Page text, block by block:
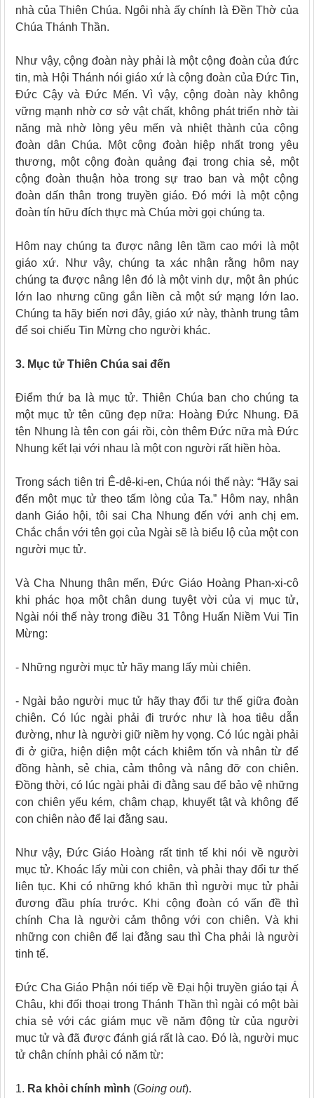
nhà của Thiên Chúa. Ngôi nhà ấy chính là Đền Thờ của
Chúa Thánh Thần.
Như vậy, cộng đoàn này phải là một cộng đoàn của đức
tin, mà Hội Thánh nói giáo xứ là cộng đoàn của Đức Tin,
Đức Cậy và Đức Mến. Vì vậy, cộng đoàn này không
vững mạnh nhờ cơ sở vật chất, không phát triển nhờ tài
năng mà nhờ lòng yêu mến và nhiệt thành của cộng
đoàn dân Chúa. Một cộng đoàn hiệp nhất trong yêu
thương, một cộng đoàn quảng đại trong chia sẻ, một
cộng đoàn thuận hòa trong sự trao ban và một cộng
đoàn dấn thân trong truyền giáo. Đó mới là một cộng
đoàn tín hữu đích thực mà Chúa mời gọi chúng ta.
Hôm nay chúng ta được nâng lên tầm cao mới là một
giáo xứ. Như vậy, chúng ta xác nhận rằng hôm nay
chúng ta được nâng lên đó là một vinh dự, một ân phúc
lớn lao nhưng cũng gắn liền cả một sứ mạng lớn lao.
Chúng ta hãy biến nơi đây, giáo xứ này, thành trung tâm
để soi chiếu Tin Mừng cho người khác.
3. Mục tử Thiên Chúa sai đến
Điểm thứ ba là mục tử. Thiên Chúa ban cho chúng ta
một mục tử tên cũng đẹp nữa: Hoàng Đức Nhung. Đã
tên Nhung là tên con gái rồi, còn thêm Đức nữa mà Đức
Nhung kết lại với nhau là một con người rất hiền hòa.
Trong sách tiên tri Ê-dê-ki-en, Chúa nói thế này: “Hãy sai
đến một mục tử theo tấm lòng của Ta.” Hôm nay, nhân
danh Giáo hội, tôi sai Cha Nhung đến với anh chị em.
Chắc chắn với tên gọi của Ngài sẽ là biểu lộ của một con
người mục tử.
Và Cha Nhung thân mến, Đức Giáo Hoàng Phan-xi-cô
khi phác họa một chân dung tuyệt vời của vị mục tử,
Ngài nói thế này trong điều 31 Tông Huấn Niềm Vui Tin
Mừng:
- Những người mục tử hãy mang lấy mùi chiên.
- Ngài bảo người mục tử hãy thay đổi tư thế giữa đoàn
chiên. Có lúc ngài phải đi trước như là hoa tiêu dẫn
đường, như là người giữ niềm hy vọng. Có lúc ngài phải
đi ở giữa, hiện diện một cách khiêm tốn và nhân từ để
đồng hành, sẻ chia, cảm thông và nâng đỡ con chiên.
Đồng thời, có lúc ngài phải đi đằng sau để bảo vệ những
con chiên yếu kém, chậm chạp, khuyết tật và không để
con chiên nào để lại đằng sau.
Như vậy, Đức Giáo Hoàng rất tinh tế khi nói về người
mục tử. Khoác lấy mùi con chiên, và phải thay đổi tư thế
liên tục. Khi có những khó khăn thì người mục tử phải
đương đầu phía trước. Khi cộng đoàn có vấn đề thì
chính Cha là người cảm thông với con chiên. Và khi
những con chiên để lại đằng sau thì Cha phải là người
tinh tế.
Đức Cha Giáo Phận nói tiếp về Đại hội truyền giáo tại Á
Châu, khi đối thoại trong Thánh Thần thì ngài có một bài
chia sẻ với các giám mục về năm động từ của người
mục tử và đã được đánh giá rất là cao. Đó là, người mục
tử chân chính phải có năm từ:
1. Ra khỏi chính mình (Going out).